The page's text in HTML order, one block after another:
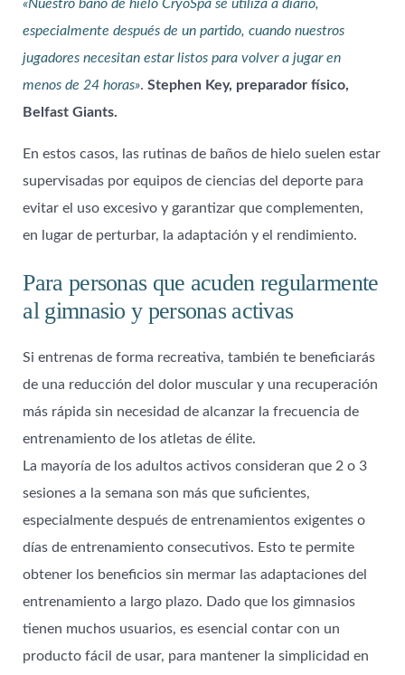
«Nuestro baño de hielo CryoSpa se utiliza a diario,
especialmente después de un partido, cuando nuestros
jugadores necesitan estar listos para volver a jugar en
menos de 24 horas».Stephen Key, preparador físico,
Belfast Giants.
En estos casos, las rutinas de baños de hielo suelen estar
supervisadas por equipos de ciencias del deporte para
evitar el uso excesivo y garantizar que complementen,
en lugar de perturbar, la adaptación y el rendimiento.
Para personas que acuden regularmente
al gimnasio y personas activas
Si entrenas de forma recreativa, también te beneficiarás
de una reducción del dolor muscular y una recuperación
más rápida sin necesidad de alcanzar la frecuencia de
entrenamiento de los atletas de élite.
La mayoría de los adultos activos consideran que 2 o 3
sesiones a la semana son más que suficientes,
especialmente después de entrenamientos exigentes o
días de entrenamiento consecutivos. Esto te permite
obtener los beneficios sin mermar las adaptaciones del
entrenamiento a largo plazo. Dado que los gimnasios
tienen muchos usuarios, es esencial contar con un
producto fácil de usar, para mantener la simplicidad en